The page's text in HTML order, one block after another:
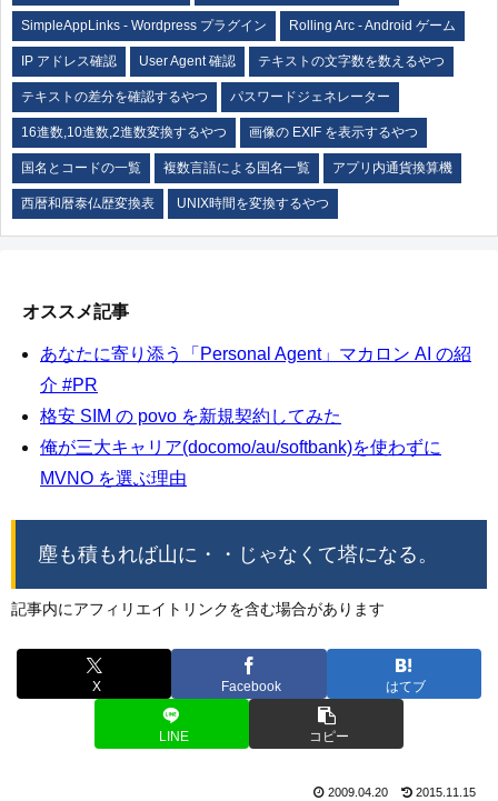
SimpleAppLinks - Wordpress プラグイン Rolling Arc - Android ゲーム
IP アドレス確認 User Agent 確認 テキストの文字数を数えるやつ
テキストの差分を確認するやつ パスワードジェネレーター
16進数,10進数,2進数変換するやつ 画像の EXIF を表示するやつ
国名とコードの一覧 複数言語による国名一覧 アプリ内通貨換算機
西暦和暦泰仏歴変換表 UNIX時間を変換するやつ
オススメ記事
あなたに寄り添う「Personal Agent」マカロン AI の紹
介 #PR
格安 SIM の povo を新規契約してみた
俺が三大キャリア(docomo/au/softbank)を使わずに
MVNO を選ぶ理由
塵も積もれば山に・・じゃなくて塔になる。
記事内にアフィリエイトリンクを含む場合があります
X Facebook はてブ
LINE コピー
2009.04.20 2015.11.15